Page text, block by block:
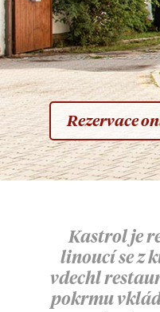
Rezervace
Kastrol je
linoucí se z
vdechl
pokrmu